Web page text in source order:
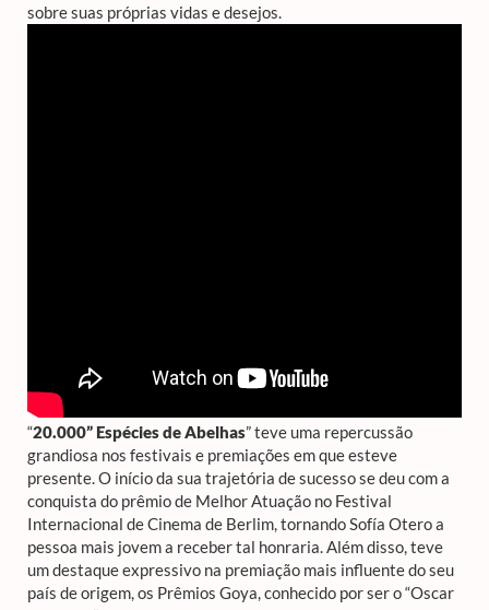
sobre suas próprias vidas e desejos.
“20.000” Espécies de Abelhas” teve uma repercussão
grandiosa nos festivais e premiações em que esteve
presente. O início da sua trajetória de sucesso se deu com a
conquista do prêmio de Melhor Atuação no Festival
Internacional de Cinema de Berlim, tornando Sofía Otero a
pessoa mais jovem a receber tal honraria. Além disso, teve
um destaque expressivo na premiação mais influente do seu
país de origem, os Prêmios Goya, conhecido por ser o “Oscar